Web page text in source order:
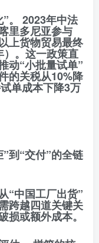
。 2023年中法
里多尼亚参与
上货物贸易最终
。这一政策直
动“小批量试单”
的关税从10%降
单成本下降3万
到“交付”的全链
“中国工厂出货”
跨越四道关键关
损或额外成本。